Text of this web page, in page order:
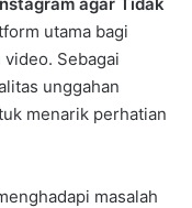
utama bagi
Sebagai
unggahan
menarik perhatian
masalah